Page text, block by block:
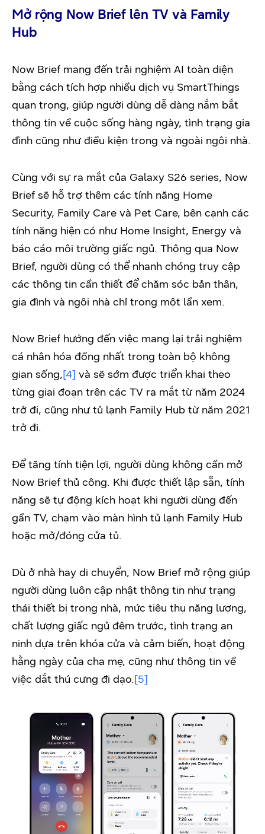
Mở rộng Now Brief lên TV và Family
Hub
Now Brief mang đến trải nghiệm AI toàn diện
bằng cách tích hợp nhiều dịch vụ SmartThings
quan trọng, giúp người dùng dễ dàng nắm bắt
thông tin về cuộc sống hàng ngày, tình trạng gia
đình cũng như điều kiện trong và ngoài ngôi nhà.
Cùng với sự ra mắt của Galaxy S26 series, Now
Brief sẽ hỗ trợ thêm các tính năng Home
Security, Family Care và Pet Care, bên cạnh các
tính năng hiện có như Home Insight, Energy và
báo cáo môi trường giấc ngủ. Thông qua Now
Brief, người dùng có thể nhanh chóng truy cập
các thông tin cần thiết để chăm sóc bản thân,
gia đình và ngôi nhà chỉ trong một lần xem.
Now Brief hướng đến việc mang lại trải nghiệm
cá nhân hóa đồng nhất trong toàn bộ không
gian sống,[4] và sẽ sớm được triển khai theo
từng giai đoạn trên các TV ra mắt từ năm 2024
trở đi, cũng như tủ lạnh Family Hub từ năm 2021
trở đi.
Để tăng tính tiện lợi, người dùng không cần mở
Now Brief thủ công. Khi được thiết lập sẵn, tính
năng sẽ tự động kích hoạt khi người dùng đến
gần TV, chạm vào màn hình tủ lạnh Family Hub
hoặc mở/đóng cửa tủ.
Dù ở nhà hay di chuyển, Now Brief mở rộng giúp
người dùng luôn cập nhật thông tin như trạng
thái thiết bị trong nhà, mức tiêu thụ năng lượng,
chất lượng giấc ngủ đêm trước, tình trạng an
ninh dựa trên khóa cửa và cảm biến, hoạt động
hằng ngày của cha mẹ, cũng như thông tin về
việc dắt thú cưng đi dạo.[5]